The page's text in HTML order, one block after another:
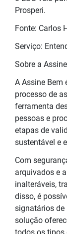
Prosperi.
Fonte: Carlos
Serviço:
Sobre a
A Assine
processo de
ferramenta
pessoas e
etapas de
sustentável e
Com
arquivados e
inalteráveis,
disso, é
signatários de
solução
todos os tipos